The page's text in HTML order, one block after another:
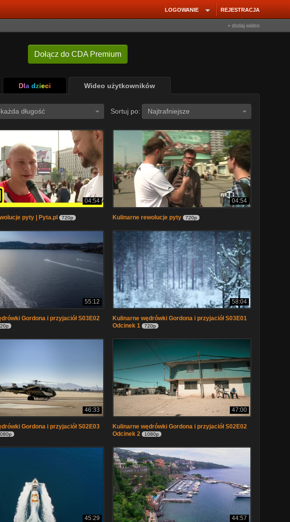
REJESTRACJA
LOGOWANIE
+ dodaj wideo
Dołącz do CDA Premium
Dla dzieci Wideo użytkowników
każda długość Sortuj po: Najtrafniejsze
04:54
pyty | Pyta.pl 720p
04:54
Kulinarne rewolucje pyty 720p
55:12
Gordona i przyjaciół S03E02
58:04
Kulinarne wędrówki Gordona i przyjaciół S03E01
Odcinek 1
720p
46:33
Gordona i przyjaciół S02E03
47:00
Kulinarne wędrówki Gordona i przyjaciół S02E02
Odcinek 2
1080p
45:29 44:57